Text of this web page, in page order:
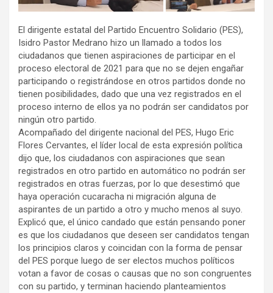
El dirigente estatal del Partido Encuentro Solidario (PES),
Isidro Pastor Medrano hizo un llamado a todos los
ciudadanos que tienen aspiraciones de participar en el
proceso electoral de 2021 para que no se dejen engañar
participando o registrándose en otros partidos donde no
tienen posibilidades, dado que una vez registrados en el
proceso interno de ellos ya no podrán ser candidatos por
ningún otro partido.
Acompañado del dirigente nacional del PES, Hugo Eric
Flores Cervantes, el líder local de esta expresión política
dijo que, los ciudadanos con aspiraciones que sean
registrados en otro partido en automático no podrán ser
registrados en otras fuerzas, por lo que desestimó que
haya operación cucaracha ni migración alguna de
aspirantes de un partido a otro y mucho menos al suyo.
Explicó que, el único candado que están pensando poner
es que los ciudadanos que deseen ser candidatos tengan
los principios claros y coincidan con la forma de pensar
del PES porque luego de ser electos muchos políticos
votan a favor de cosas o causas que no son congruentes
con su partido, y terminan haciendo planteamientos